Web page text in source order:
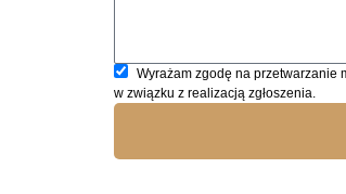
Wyrażam zgodę na przetwarzanie
w związku z realizacją zgłoszenia.